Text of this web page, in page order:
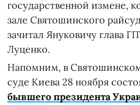
государственной измене,
зале Святошинского
зачитал Януковичу глава
Луценко.
Напомним, в
суде Киева 28 ноября
бывшего президента